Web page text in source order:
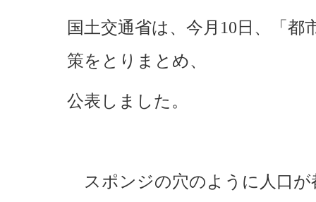
国土交通省は、今月10日、「
策をとりまとめ、
公表しました。
スポンジの穴のように人口が